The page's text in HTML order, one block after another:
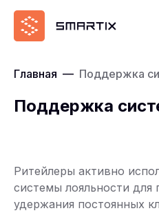
Главная — Поддержка
Поддержка
Ритейлеры активно
системы лояльности для
удержания постоянных